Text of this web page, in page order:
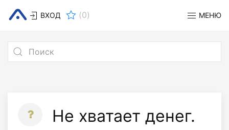
ВХОД (0) МЕНЮ
Не хватает денег.